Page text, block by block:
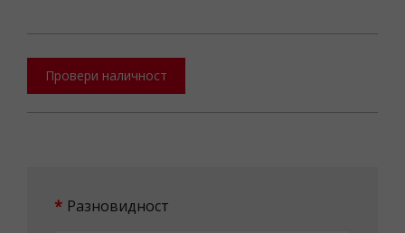
Провери наличност
Разновидност